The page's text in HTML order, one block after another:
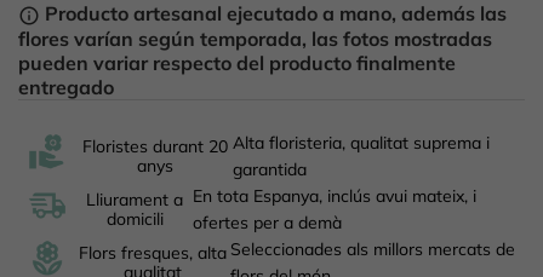
info_outline Producto artesanal ejecutado a mano, además las
flores varían según temporada, las fotos mostradas
pueden variar respecto del producto finalmente
entregado
Floristes durant 20
anys
Alta floristeria, qualitat suprema i
garantida
Lliurament a
domicili
En tota Espanya, inclús avui mateix, i
ofertes per a demà
Flors fresques, alta
qualitat
Seleccionades als millors mercats de